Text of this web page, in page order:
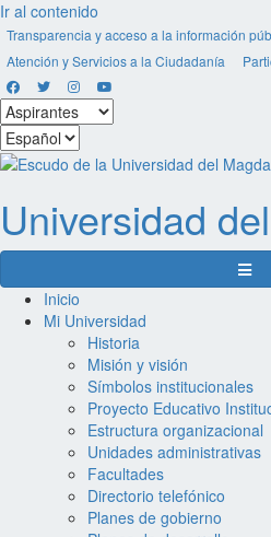
Ir al contenido
Transparencia y acceso a la información
Atención y Servicios a la Ciudadanía
Facebook
TwitterInstagram
Seleccionar
estamento
Seleccionar
idioma
Universidad del
Inicio
Mi Universidad
Historia
Misión y visión
Símbolos institucionales
Proyecto Educativo
Estructura organizacional
Unidades administrativas
Facultades
Directorio telefónico
Planes de gobierno